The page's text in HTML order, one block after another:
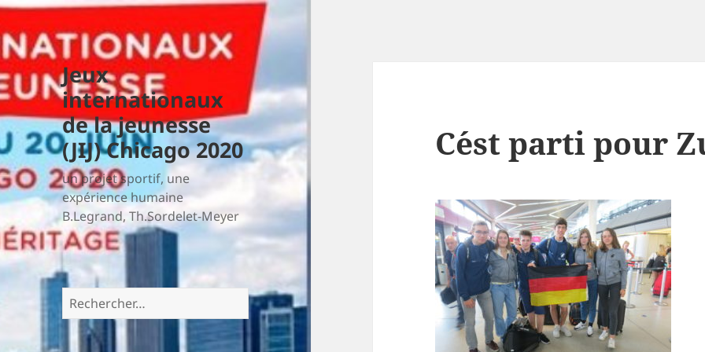
Jeux
internationaux
de la jeunesse
(JIJ) Chicago 2020
un projet sportif, une
expérience humaine
B.Legrand, Th.Sordelet-Meyer
Rechercher :
C´est parti pour